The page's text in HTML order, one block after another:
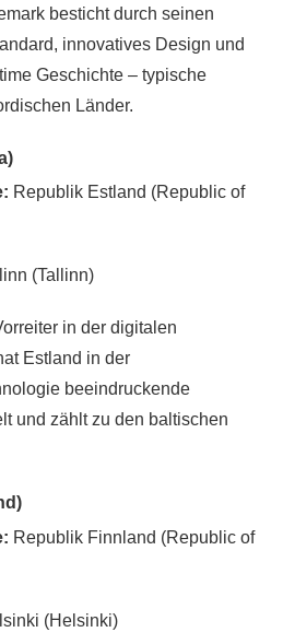
besticht durch seinen
innovatives Design und
Geschichte – typische
Länder.
Republik Estland (Republic of
(Tallinn)
in der digitalen
Estland in der
beeindruckende
und zählt zu den baltischen
Republik Finnland (Republic of
(Helsinki)